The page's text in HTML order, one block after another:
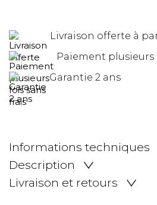
Livraison offerte à
Paiement plusieurs
Garantie 2 ans
Informations techniques
Description
Livraison et retours